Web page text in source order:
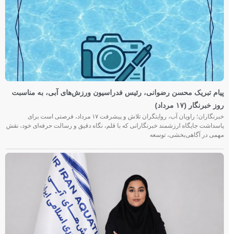
پیام تبریک محسن رضوانی، رئیس فدراسیون ورزش‌های آبی، به مناسبت
روز خبرنگار (۱۷ مرداد)
خبرنگاران؛ راویان آب، روایتگران تلاش و پیشرفت ۱۷ مرداد، فرصتی است برای
پاسداشت جایگاه ارزشمند خبرنگارانی که با قلم، نگاه دقیق و رسالت حرفه‌ای خود، نقش
مهمی در آگاهی‌بخشی، توسعه